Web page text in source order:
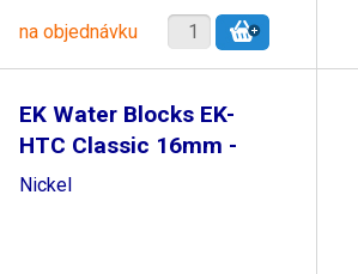
na objednávku
EK Water Blocks EK-
HTC Classic 16mm -
Nickel